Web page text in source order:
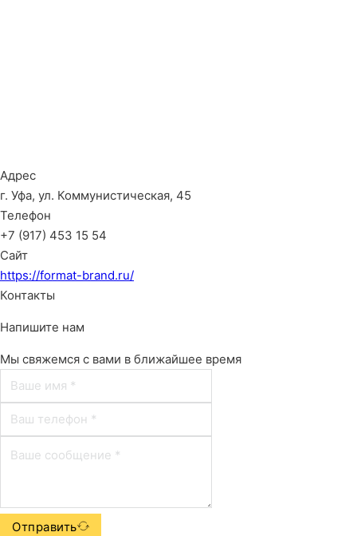
Адрес
г. Уфа, ул. Коммунистическая, 45
Телефон
+7 (917) 453 15 54
Сайт
https://format-brand.ru/
Контакты
Напишите нам
Мы свяжемся с вами в ближайшее время
Отправить